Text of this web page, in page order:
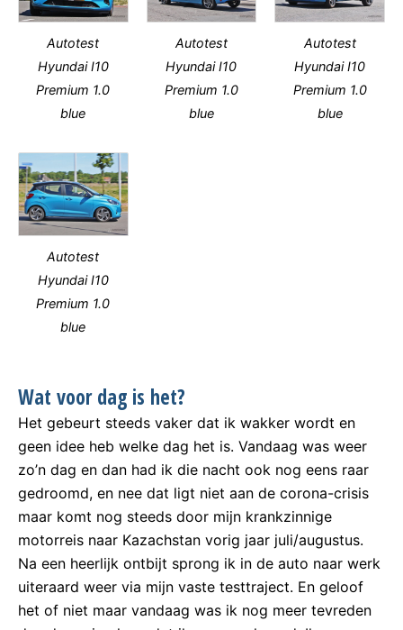
Autotest
Hyundai I10
Premium 1.0
blue
Autotest
Hyundai I10
Premium 1.0
blue
Autotest
Hyundai I10
Premium 1.0
blue
Autotest
Hyundai I10
Premium 1.0
blue
Wat voor dag is het?
Het gebeurt steeds vaker dat ik wakker wordt en
geen idee heb welke dag het is. Vandaag was weer
zo’n dag en dan had ik die nacht ook nog eens raar
gedroomd, en nee dat ligt niet aan de corona-crisis
maar komt nog steeds door mijn krankzinnige
motorreis naar Kazachstan vorig jaar juli/augustus.
Na een heerlijk ontbijt sprong ik in de auto naar werk
uiteraard weer via mijn vaste testtraject. En geloof
het of niet maar vandaag was ik nog meer tevreden